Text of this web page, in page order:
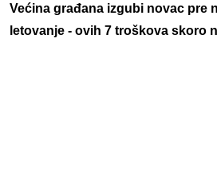
Većina građana izgubi novac pre
letovanje - ovih 7 troškova skoro